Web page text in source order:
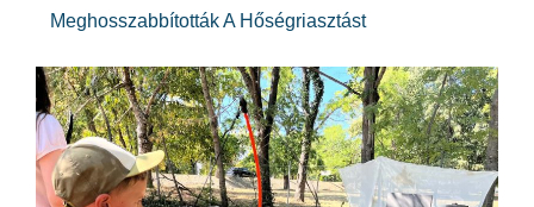
Meghosszabbították A Hőségriasztást